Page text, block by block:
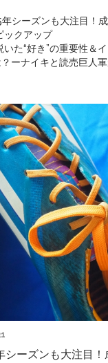
シーズンも大注目！
ックアップ
た“好き”の重要性＆
？ーナイキと読売巨人
シーズンも大注目！